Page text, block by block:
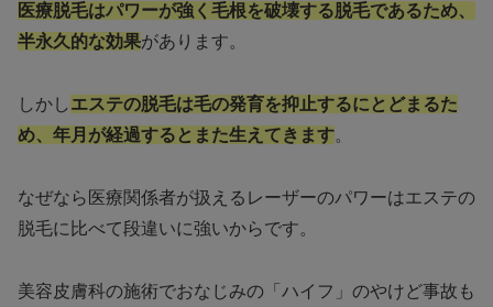
医療脱毛はパワーが強く毛根を破壊する脱毛であるため、
半永久的な効果があります。
しかしエステの脱毛は毛の発育を抑止するにとどまるた
め、年月が経過するとまた生えてきます。
なぜなら医療関係者が扱えるレーザーのパワーはエステの
脱毛に比べて段違いに強いからです。
美容皮膚科の施術でおなじみの「ハイフ」のやけど事故も